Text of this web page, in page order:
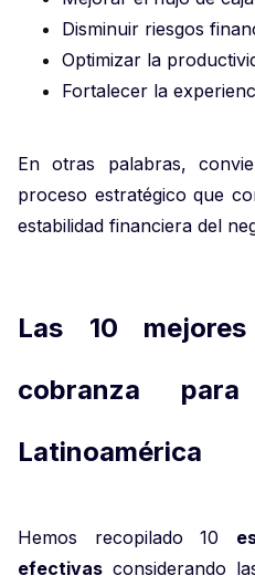
Disminuir riesgos
Optimizar la
Fortalecer la
En otras palabras,
proceso estratégico que
estabilidad financiera del
Las 10
cobranza
Latinoamérica
Hemos recopilado 10
efectivas considerando